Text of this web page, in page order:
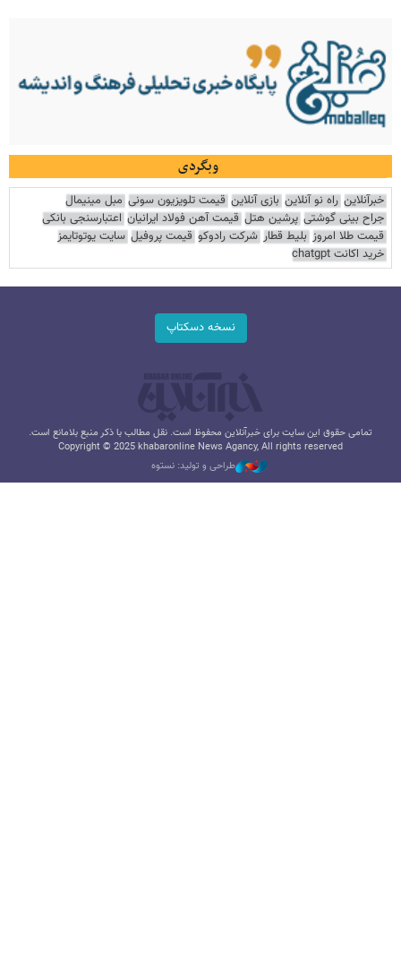
وبگردی
خبرآنلاین راه نو آنلاین بازی آنلاین قیمت تلویزیون سونی مبل مینیمال
جراح بینی گوشتی پرشین هتل قیمت آهن فولاد ایرانیان اعتبارسنجی بانکی
قیمت طلا امروز بلیط قطار شرکت رادوکو قیمت پروفیل سایت یوتوتایمز
خرید اکانت chatgpt
نسخه دسکتاپ
تمامی حقوق این سایت برای خبرآنلاین محفوظ است. نقل مطالب با ذکر منبع بلامانع است.
Copyright © 2025 khabaronline News Agancy, All rights reserved
طراحی و تولید: نستوه